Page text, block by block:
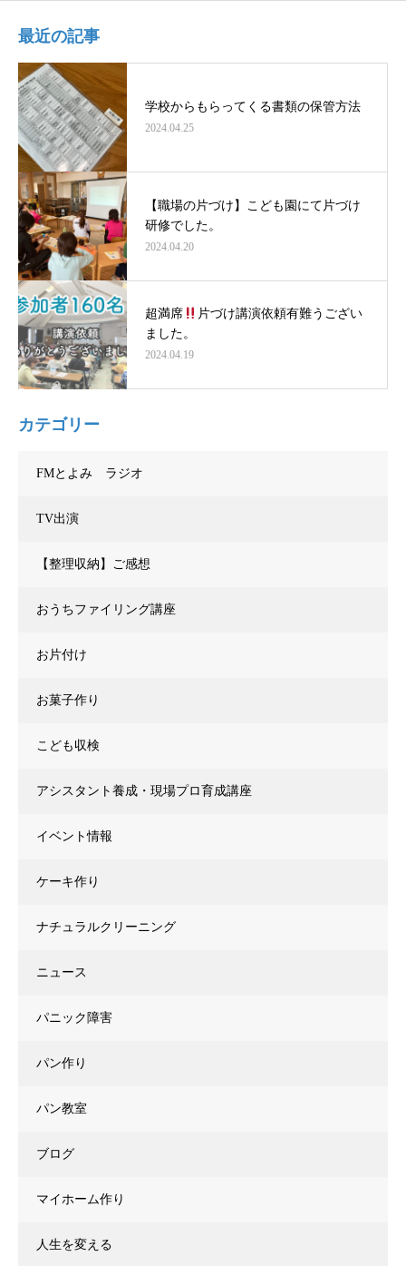
最近の記事
学校からもらってくる書類の保管方法
2024.04.25
【職場の片づけ】こども園にて片づけ
研修でした。
2024.04.20
超満席
片づけ講演依頼有難うござい
ました。
2024.04.19
カテゴリー
FMとよみ ラジオ
TV出演
【整理収納】ご感想
おうちファイリング講座
お片付け
お菓子作り
こども収検
アシスタント養成・現場プロ育成講座
イベント情報
ケーキ作り
ナチュラルクリーニング
ニュース
パニック障害
パン作り
パン教室
ブログ
マイホーム作り
人生を変える